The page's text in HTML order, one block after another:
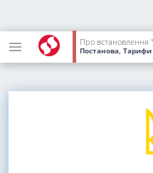
Постанова, Тарифи